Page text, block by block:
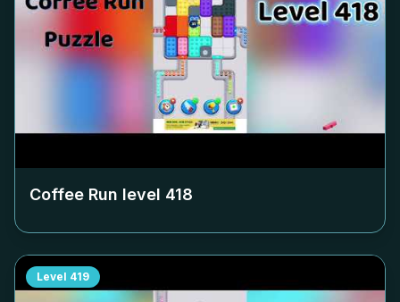
Coffee Run level 418
Level 419